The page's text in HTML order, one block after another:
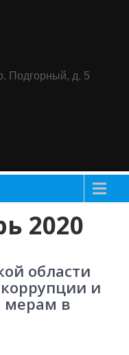
Подгорный, д. 5
2020
области
и
мерам в